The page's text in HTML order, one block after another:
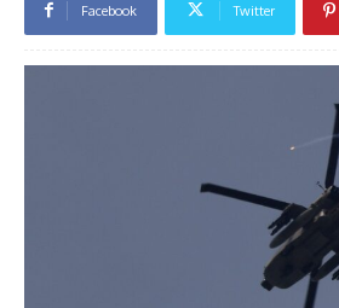
Facebook Twitter